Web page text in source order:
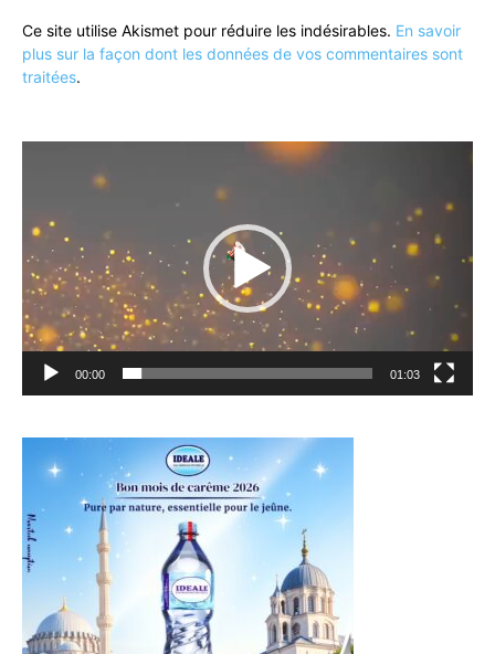
Ce site utilise Akismet pour réduire les indésirables. En savoir
plus sur la façon dont les données de vos commentaires sont
traitées.
00:00 01:03